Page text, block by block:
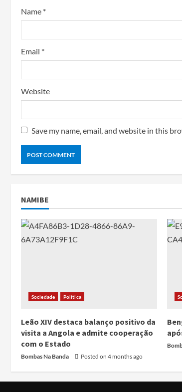
Name *
Email *
Website
Save my name, email, and website in this
NAMIBE
Sociedade Política
Leão XIV destaca balanço positivo da
visita a Angola e admite cooperação
com o Estado
Bombas Na Banda Posted on 4 months ago